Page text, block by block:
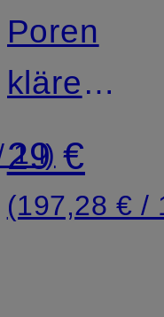
1 l)
GOOD
Poren
klärender
29 €
(197,28 € /